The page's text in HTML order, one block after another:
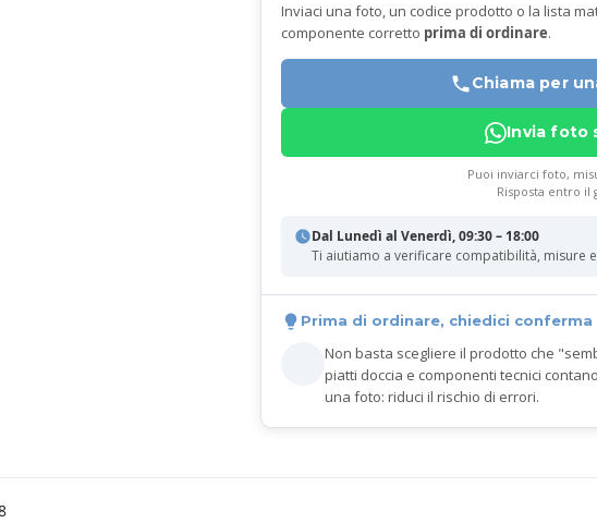
Inviaci una foto, un codice prodotto o la lista
componente corretto prima di ordinare.
Chiama per
Invia foto
Puoi inviarci foto,
Risposta entro il
Dal Lunedì al Venerdì, 09:30 – 18:00
Ti aiutiamo a verificare compatibilità, misure
Prima di ordinare, chiedici conferma
Non basta scegliere il prodotto che
piatti doccia e componenti tecnici contano
una foto: riduci il rischio di errori.